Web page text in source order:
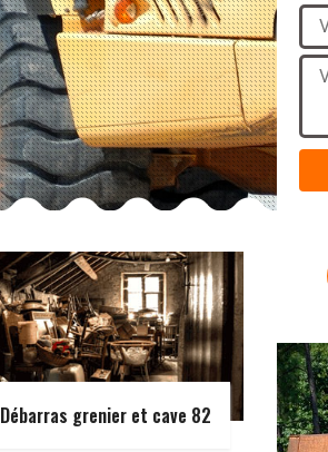
Débarras grenier et cave 82